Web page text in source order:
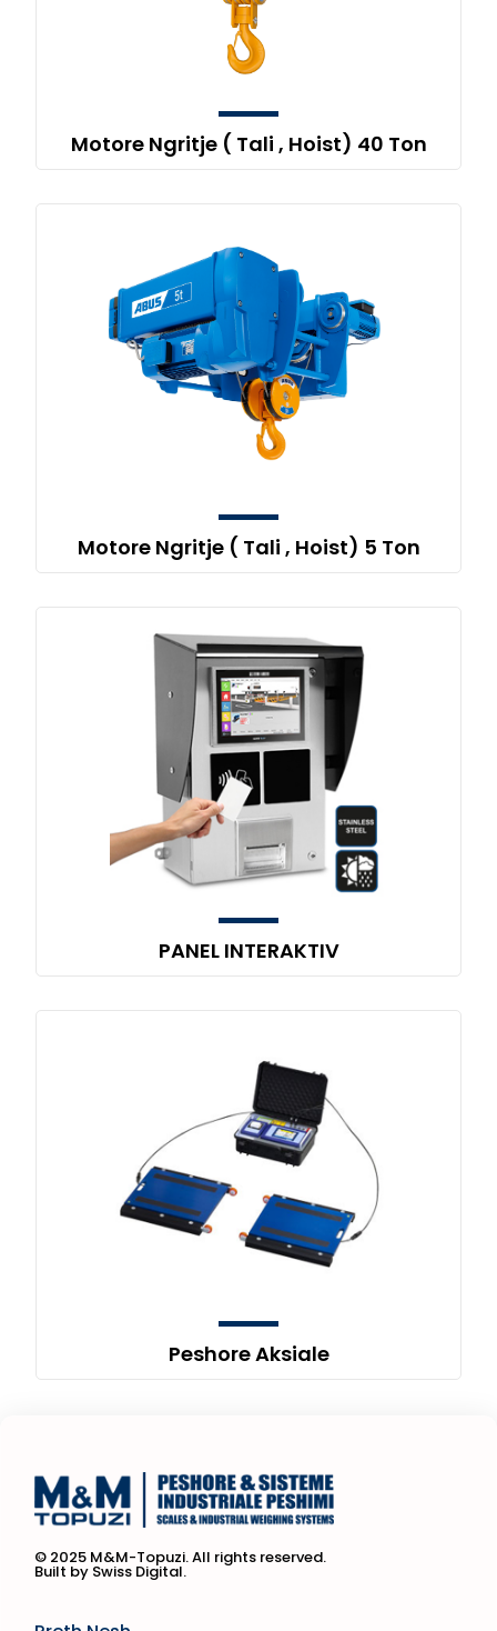
Motore Ngritje ( Tali , Hoist) 40 Ton
Motore Ngritje ( Tali , Hoist) 5 Ton
PANEL INTERAKTIV
Peshore Aksiale
© 2025 M&M-Topuzi. All rights reserved.
Built by Swiss Digital.